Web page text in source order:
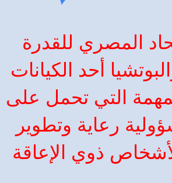
المصري للقدرة
أحد الكيانات
التي تحمل على
رعاية وتطوير
ذوي الإعاقة